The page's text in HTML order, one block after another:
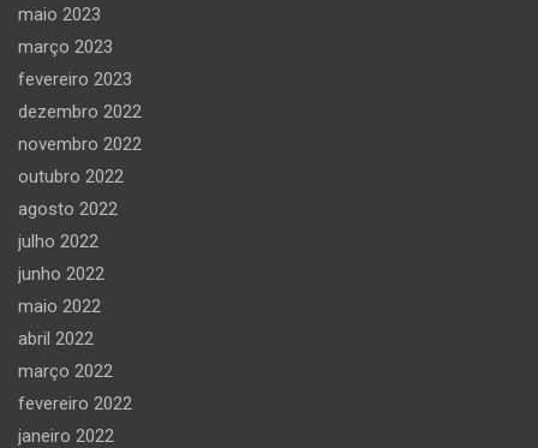
maio 2023
março 2023
fevereiro 2023
dezembro 2022
novembro 2022
outubro 2022
agosto 2022
julho 2022
junho 2022
maio 2022
abril 2022
março 2022
fevereiro 2022
janeiro 2022